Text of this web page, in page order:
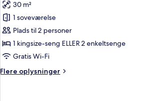
billeder
af
Deluxe
Room
30 m²
1 soveværelse
Plads til 2 personer
1 kingsize-seng ELLER 2 enkeltsenge
Gratis Wi-Fi
Flere oplysninger
Flere